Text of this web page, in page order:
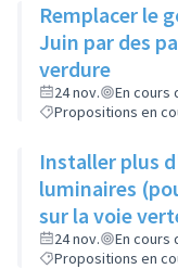
Remplacer le
Juin par des
verdure
24 nov.
En cours
Propositions en
Installer plus
luminaires
sur la voie
et la rue de
24 nov.
En cours
Propositions en